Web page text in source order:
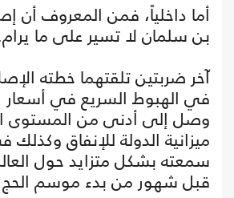
أما داخلياً، فمن المعروف أن
بن سلمان لا تسير على ما
آخر ضربتين تلقتهما خطته
في الهبوط السريع في أسعار
وصل إلى أدنى من المستوى
ميزانية الدولة للإنفاق
سمعته بشكل متزايد حول
قبل شهور من بدء موسم